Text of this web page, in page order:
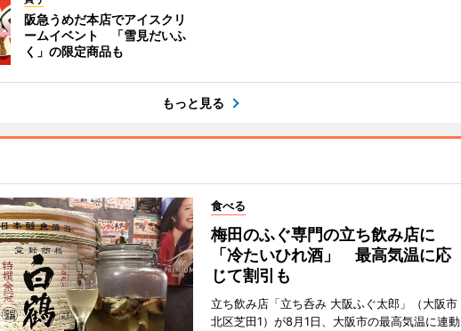
阪急うめだ本店でアイスクリ
ームイベント 「雪見だいふ
く」の限定商品も
もっと見る
食べる
梅田のふぐ専門の立ち飲み店に
「冷たいひれ酒」 最高気温に応
じて割引も
立ち飲み店「立ち呑み 大阪ふぐ太郎」（大阪市
北区芝田1）が8月1日、大阪市の最高気温に連動